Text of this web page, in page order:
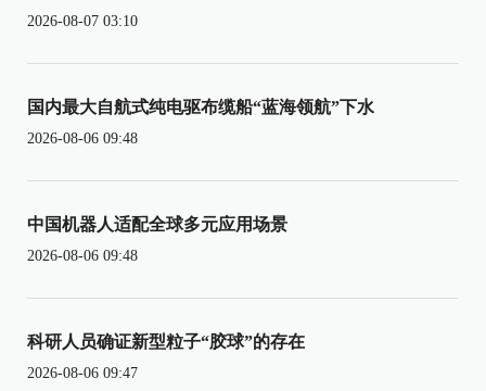
2026-08-07 03:10
国内最大自航式纯电驱布缆船“蓝海领航”下水
2026-08-06 09:48
中国机器人适配全球多元应用场景
2026-08-06 09:48
科研人员确证新型粒子“胶球”的存在
2026-08-06 09:47